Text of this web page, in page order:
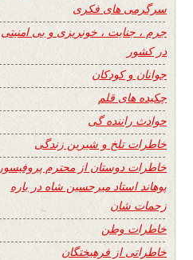
سرگرمی های فکری
جرم ، جنایت ، خونریزی و بی امنیتی
در کشور
جوانان و کودکان
چکیده های قلم
حوادث راننده گی
خاطرات تلخ و شیرین زندگی
خاطرات دوستان از محترم پروفیسور
پوهاند استاد میرحسین شاه در باره
زحمات شان
خاطرات وطن
خاطراتی از فرهیختگان